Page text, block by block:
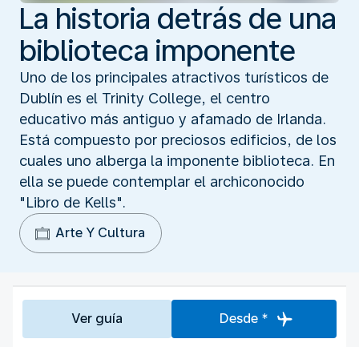
La historia detrás de una
biblioteca imponente
Uno de los principales atractivos turísticos de
Dublín es el Trinity College, el centro
educativo más antiguo y afamado de Irlanda.
Está compuesto por preciosos edificios, de los
cuales uno alberga la imponente biblioteca. En
ella se puede contemplar el archiconocido
"Libro de Kells".
Arte Y Cultura
Ver guía Desde *